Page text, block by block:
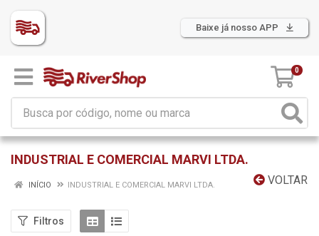
Baixe já nosso APP
0
INDUSTRIAL E COMERCIAL MARVI LTDA.
VOLTAR
INÍCIO INDUSTRIAL E COMERCIAL MARVI LTDA.
Filtros